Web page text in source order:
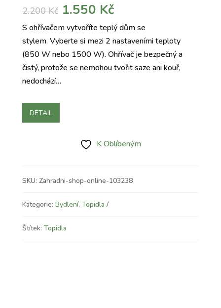
2.200Kč Původní
cena
byla:
2.200 Kč.
1.550 KčAktuální
cena
je:
1.550 Kč.
S ohřívačem vytvoříte teplý dům se
stylem. Vyberte si mezi 2 nastaveními teploty
(850 W nebo 1500 W). Ohřívač je bezpečný a
čistý, protože se nemohou tvořit saze ani kouř,
nedochází…
DETAIL
K Oblíbeným
SKU: Zahradni-shop-online-103238
Kategorie: Bydlení, Topidla
Štítek: Topidla